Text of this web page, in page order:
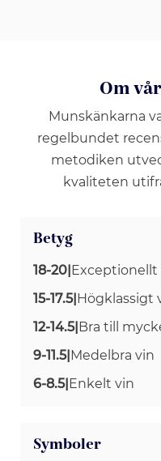
Om
Munskänkarna
regelbundet
metodiken
kvaliteten
Betyg
18-20 Exceptionellt
15-17.5| Högklassigt
12-14.5| Bra till
9-11.5| Medelbra vin
6-8.5| Enkelt vin
Symboler